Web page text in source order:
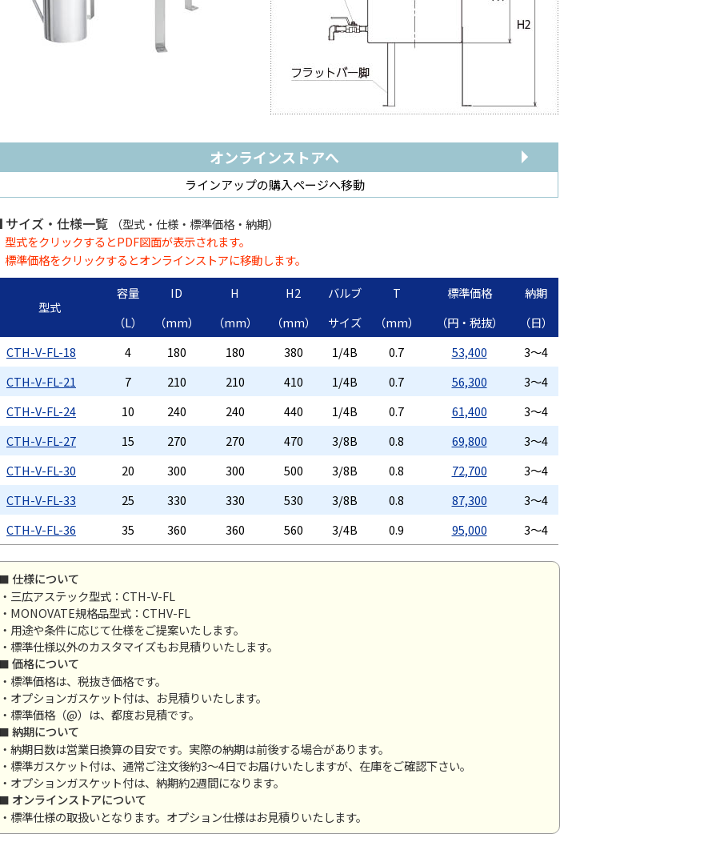
オンラインストアへ
ラインアップの購入ページへ移動
サイズ・仕様一覧
（型式・仕様・標準価格・納期）
型式をクリックするとPDF図面が表示されます。
標準価格をクリックするとオンラインストアに移動します。
型式
容量 ID H H2 バルブ T 標準価格
納期
（L）
（mm） （mm） （mm） サイズ （mm） （円・税抜）
（日）
CTH-V-FL-18
4 180 180 380 1/4B 0.7 53,400
3～4
CTH-V-FL-21
7 210 210 410 1/4B 0.7 56,300
3～4
CTH-V-FL-24
10 240 240 440 1/4B 0.7 61,400
3～4
CTH-V-FL-27
15 270 270 470 3/8B 0.8 69,800
3～4
CTH-V-FL-30
20 300 300 500 3/8B 0.8 72,700
3～4
CTH-V-FL-33
25 330 330 530 3/8B 0.8 87,300
3～4
CTH-V-FL-36
35 360 360 560 3/4B 0.9 95,000 3～4
仕様について
・三広アステック型式：CTH-V-FL
・MONOVATE規格品型式：CTHV-FL
・用途や条件に応じて仕様をご提案いたします。
・標準仕様以外のカスタマイズもお見積りいたします。
価格について
・標準価格は、税抜き価格です。
・オプションガスケット付は、お見積りいたします。
・標準価格（@）は、都度お見積です。
納期について
・納期日数は営業日換算の目安です。実際の納期は前後する場合があります。
・標準ガスケット付は、通常ご注文後約3～4日でお届けいたしますが、在庫をご確認下さい。
・オプションガスケット付は、納期約2週間になります。
オンラインストアについて
・標準仕様の取扱いとなります。オプション仕様はお見積りいたします。